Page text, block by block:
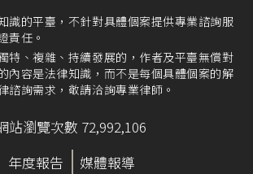
識的平臺，不針對具體個案提供專業諮詢服
責任。
特、複雜、持續發展的，作者及平臺無償對
內容是法律知識，而不是每個具體個案的解
諮詢需求，敬請洽詢專業律師。
站瀏覽次數 72,992,106
年度報告
媒體報導